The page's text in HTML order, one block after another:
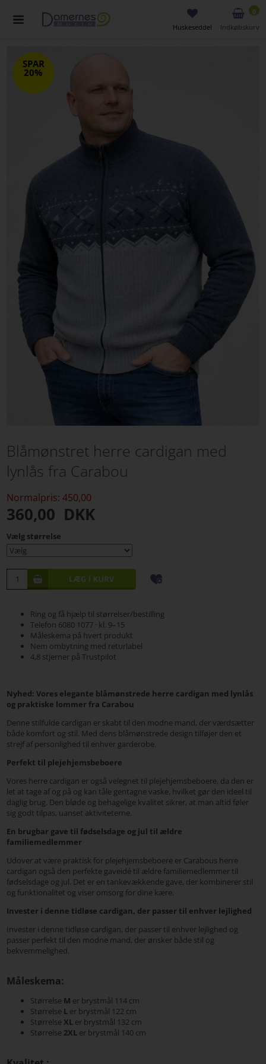
0
Indkøbskurv
Huskeseddel
SPAR
20%
Blåmønstret herre cardigan med
lynlås fra Carabou
Normalpris: 450,00
360,00 DKK
Vælg størrelse
Ring og få hjælp til størrelser/bestilling
Telefon 6080 1077 · kl. 9–15
Måleskema på hvert produkt
Nem ombytning med returlabel
4,8 stjerner på Trustpilot
Nyhed: Vores elegante blåmønstrede herre cardigan med lynlås
og praktiske lommer fra Carabou
Denne stilfulde cardigan er skabt til den modne mand, der værdsætter
både komfort og stil. Med dens blåmønstrede design tilføjer den et
strejf af personlighed til enhver garderobe.
Perfekt til plejehjemsbeboere
Vores herre cardigan er også velegnet til plejehjemsbeboere, da den er
let at tage af og på og kan tåle gentagne vaske, hvilket gør den ideel til
daglig brug. Den bløde og behagelige kvalitet sikrer, at man altid føler
sig godt tilpas, uanset aktiviteterne.
En brugbar gave til fødselsdage og jul til ældre
familiemedlemmer
Udover at være praktisk for plejehjemsbeboere er Carabous herre
cardigan også den perfekte gaveidé til ældre familiemedlemmer til
fødselsdage og jul. Det er en tankevækkende gave, der kombinerer stil
og funktionalitet og viser omsorg for dine kære.
Invester i denne tidløse cardigan, der passer til enhver lejlighed
Invester i denne tidløse cardigan, der passer til enhver lejlighed og
passer perfekt til den modne mand, der ønsker både stil og
bekvemmelighed.
Måleskema:
Størrelse M er brystmål 114 cm
Størrelse L er brystmål 122 cm
StørrelseXL er brystmål 132 cm
Størrelse 2XL er brystmål 140 cm